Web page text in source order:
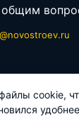
cookie,